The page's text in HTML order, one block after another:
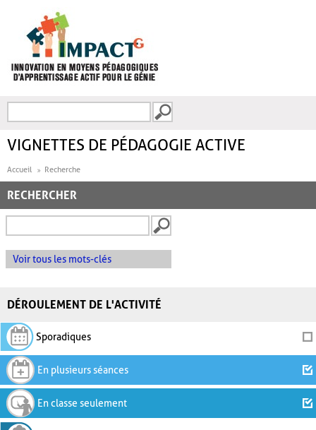
FORMULAIRE DE
VIGNETTES DE PÉDAGOGIE ACTIVE
Accueil Recherche
RECHERCHER
Voir tous les mots-clés
DÉROULEMENT DE L'ACTIVITÉ
Sporadiques
En plusieurs séances
En classe seulement